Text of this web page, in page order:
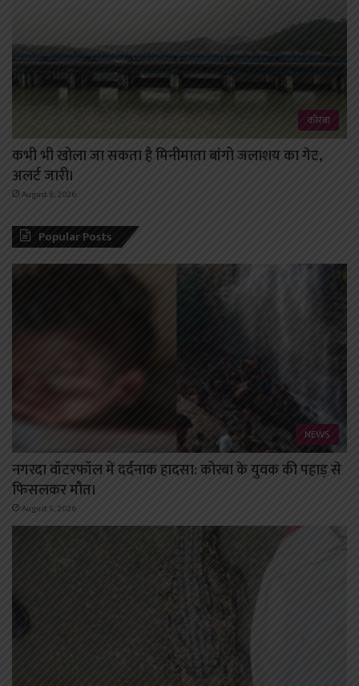
कोरबा
कभी भी खोला जा सकता है मिनीमाता बांगो जलाशय का गेट,
अलर्ट जारी।
August 8, 2026
Popular Posts
NEWS
नगरदा वॉटरफॉल में दर्दनाक हादसा: कोरबा के युवक की पहाड़ से
फिसलकर मौत।
August 5, 2026